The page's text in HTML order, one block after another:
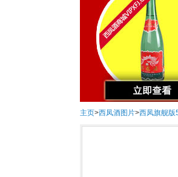
主页>西凤酒图片>西凤旗舰版